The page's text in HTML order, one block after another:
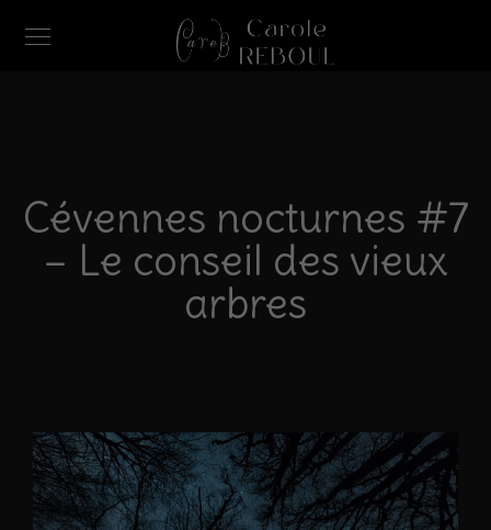
Cévennes nocturnes #7
– Le conseil des vieux
arbres